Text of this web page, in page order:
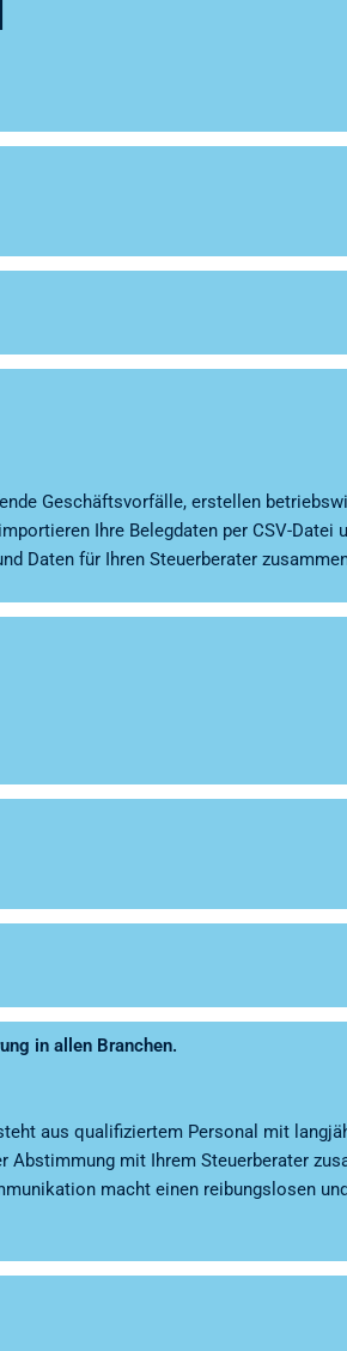
Geschäftsvorfälle, erstellen
Ihre Belegdaten per CSV-Datei
Daten für Ihren Steuerberater
in allen Branchen.
aus qualifiziertem Personal mit
Abstimmung mit Ihrem Steuerberater
macht einen reibungslosen